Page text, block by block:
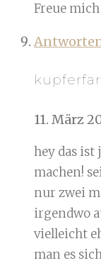
Freue
11. März
hey das ist
machen!
nur zwei
irgendwo
vielleicht
man es